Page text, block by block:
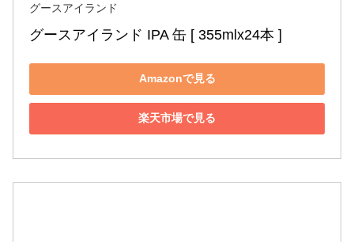
グースアイランド
グースアイランド IPA 缶 [ 355mlx24本 ]
Amazonで見る
楽天市場で見る